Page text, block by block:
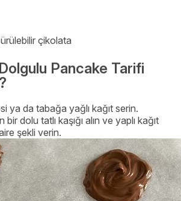
çikolata
Pancake Tarifi
ya da tabağa yağlı kağıt serin.
dolu tatlı kaşığı alın ve yaplı kağıt
şekli verin.